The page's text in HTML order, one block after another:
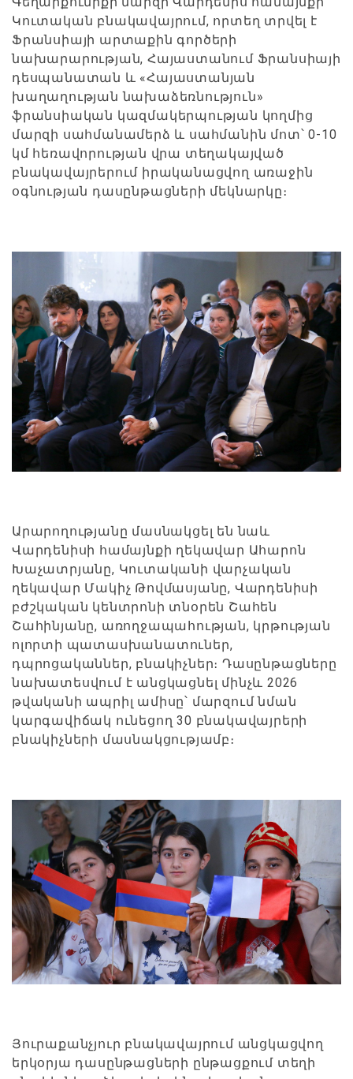
Կուտական բնակավայրում, որտեղ տրվել է
Ֆրանսիայի արտաքին գործերի
նախարարության, Հայաստանում Ֆրանսիայի
դեսպանատան և «Հայաստանյան
խաղաղության նախաձեռնություն»
ֆրանսիական կազմակերպության կողմից
մարզի սահմանամերձ և սահմանին մոտ՝ 0-10
կմ հեռավորության վրա տեղակայված
բնակավայրերում իրականացվող առաջին
օգնության դասընթացների մեկնարկը։
Արարողությանը մասնակցել են նաև
Վարդենիսի համայնքի ղեկավար Ահարոն
Խաչատրյանը, Կուտականի վարչական
ղեկավար Մակիչ Թովմասյանը, Վարդենիսի
բժշկական կենտրոնի տնօրեն Շահեն
Շահինյանը, առողջապահության, կրթության
ոլորտի պատասխանատուներ,
դպրոցականներ, բնակիչներ։ Դասընթացները
նախատեսվում է անցկացնել մինչև 2026
թվականի ապրիլ ամիսը՝ մարզում նման
կարգավիճակ ունեցող 30 բնակավայրերի
բնակիչների մասնակցությամբ։
Յուրաքանչյուր բնակավայրում անցկացվող
երկօրյա դասընթացների ընթացքում տեղի